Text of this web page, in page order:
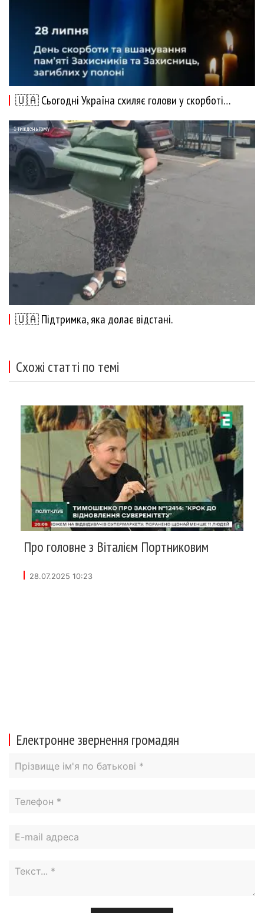
🇺🇦 Сьогодні Україна схиляє голови у скорботі…
1 тиждень тому
🇺🇦 Підтримка, яка долає відстані.
Схожі статті по темі
Про головне з Віталієм Портниковим
28.07.2025 10:23
Електронне звернення громадян